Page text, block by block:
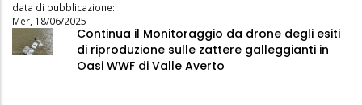
data di pubblicazione:
Mer, 18/06/2025
Continua il Monitoraggio da drone degli esiti
di riproduzione sulle zattere galleggianti in
Oasi WWF di Valle Averto